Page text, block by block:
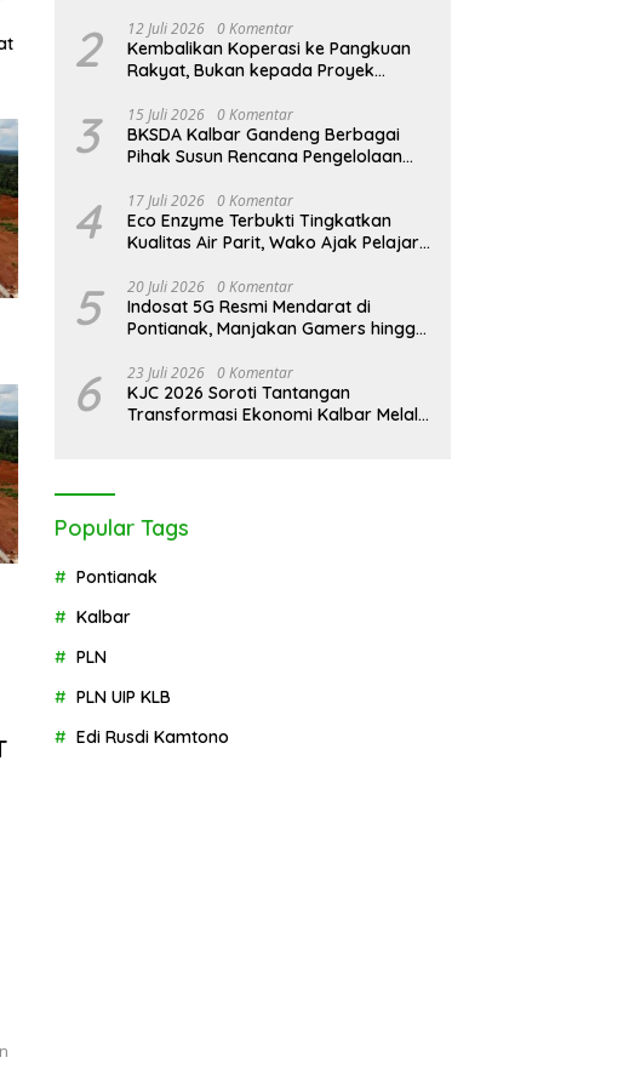
KJC 2026: Peringati Hari
Mangrove Sedunia di Medan
Mas, Kolaborasi Lintas Elemen
Tegaskan Pentingnya Jaga
Benteng Pesisir Kalbar
APBDes, Kades Medan Mas
Ajak Lintas Elemen Bersatu
Sisik Haram
2 12 Juli 2026 0 Komentar
Kembalikan Koperasi ke Pangkuan
Rakyat, Bukan kepada Proyek
3 15 Juli 2026 0 Komentar
BKSDA Kalbar Gandeng Berbagai
Pihak Susun Rencana Pengelolaan
Karimata 2027-2036
4 17 Juli 2026 0 Komentar
Eco Enzyme Terbukti Tingkatkan
Kualitas Air Parit, Wako Ajak Pelajar
5 20 Juli 2026 0 Komentar
Indosat 5G Resmi Mendarat di
Pontianak, Manjakan Gamers hingga
6 23 Juli 2026 0 Komentar
KJC 2026 Soroti Tantangan
Transformasi Ekonomi Kalbar Melalui
Popular Tags
Pontianak
Kalbar
PLN
PLN UIP KLB
Edi Rusdi Kamtono